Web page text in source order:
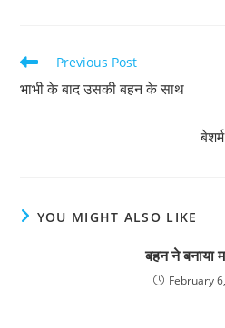
Read
more
articles
Previous Post
भाभी के बाद उसकी बहन के साथ
YOU MIGHT ALSO LIKE
बहन ने बनाया
February